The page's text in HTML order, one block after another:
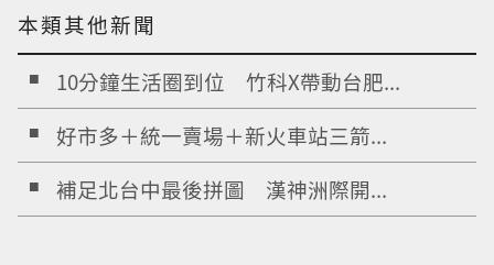
本類其他新聞
10分鐘生活圈到位 竹科X帶動台肥...
好市多＋統一賣場＋新火車站三箭...
補足北台中最後拼圖 漢神洲際開...